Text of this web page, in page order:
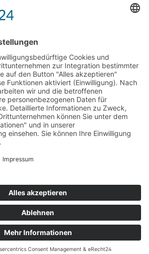
einem Online-Shop in Deutschland. Die
daher 19% MwSt und werden im
auf Basis der EU-
für Fernverkäufe mit dem MwSt-Satz
umgerechnet.
Mehrwertsteuer zzgl.
Versandkosten
wenn nicht anders angegeben.